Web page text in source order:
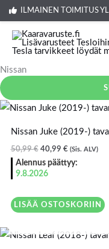
ILMAINEN TOIMITUS
Siirry
sisältöön
Nissan
Nissan Juke (2019-)
50,99€
Alkuperäinen
50,99 €.
40,99 €
Nykyinen
40,99 €.
(Sis. ALV)
Alennus päättyy:
9.8.2026
LISÄÄ OSTOSKORIIN